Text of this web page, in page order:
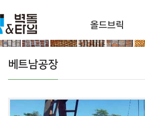
올드브릭
베트남공장